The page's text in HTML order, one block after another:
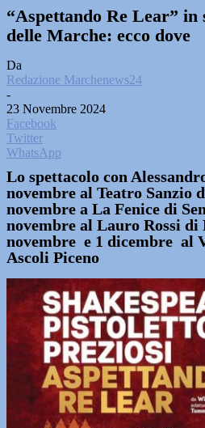
“Aspettando Re Lear” in
delle Marche: ecco dove
Da
Redazione Marchenews24
-
23 Novembre 2024
Facebook
Twitter
WhatsApp
Lo spettacolo con
novembre al Teatro Sanzio
novembre a La Fenice di
novembre al Lauro Rossi di
novembre e 1 dicembre al
Ascoli Piceno